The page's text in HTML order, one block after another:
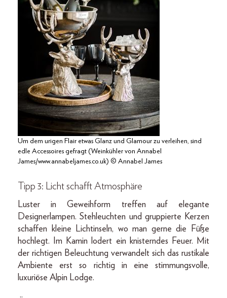
Um dem urigen Flair etwas Glanz und Glamour zu verleihen, sind
edle Accessoires gefragt (Weinkühler von Annabel
James/www.annabeljames.co.uk) © Annabel James
Tipp 3: Licht schafft Atmosphäre
Luster in Geweihform treffen auf elegante
Designerlampen. Stehleuchten und gruppierte Kerzen
schaffen kleine Lichtinseln, wo man gerne die Füße
hochlegt. Im Kamin lodert ein knisterndes Feuer. Mit
der richtigen Beleuchtung verwandelt sich das rustikale
Ambiente erst so richtig in eine stimmungsvolle,
luxuriöse Alpin Lodge.